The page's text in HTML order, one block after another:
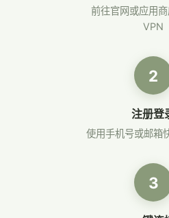
前往官网或应用
VPN
2
注册登
使用手机号或邮箱
3